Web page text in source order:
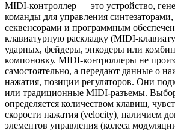
MIDI-контроллер — это устройство,
команды для управления
секвенсорами и программным
клавиатурную раскладку (MIDI-
ударных, фейдеры, энкодеры или
компоновку. MIDI-контроллеры не
самостоятельно, а передают данные о
нажатия, позиции регуляторов. Они
или традиционные MIDI-разъемы.
определяется количеством клавиш,
скорости нажатия (velocity), наличием
элементов управления (колеса